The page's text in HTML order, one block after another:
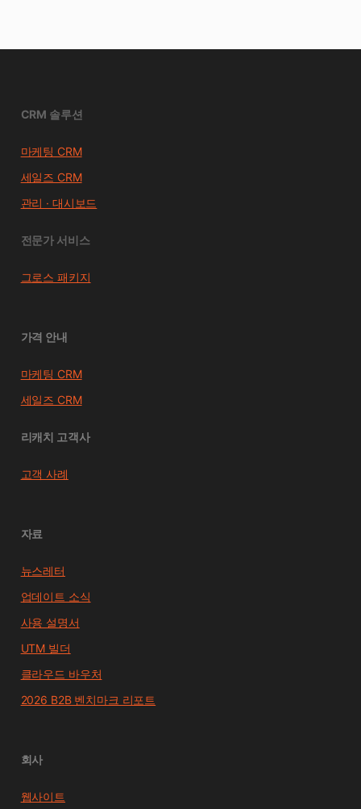
CRM 솔루션
마케팅 CRM
세일즈 CRM
관리 · 대시보드
전문가 서비스
그로스 패키지
가격 안내
마케팅 CRM
세일즈 CRM
리캐치 고객사
고객 사례
자료
뉴스레터
업데이트 소식
사용 설명서
UTM 빌더
클라우드 바우처
2026 B2B 벤치마크 리포트
회사
웹사이트